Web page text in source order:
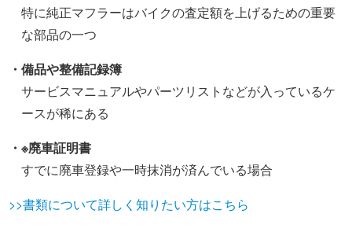
特に純正マフラーはバイクの査定額を上げるための重要
な部品の一つ
・備品や整備記録簿
サービスマニュアルやパーツリストなどが入っているケ
ースが稀にある
・※廃車証明書
すでに廃車登録や一時抹消が済んでいる場合
>>書類について詳しく知りたい方はこちら